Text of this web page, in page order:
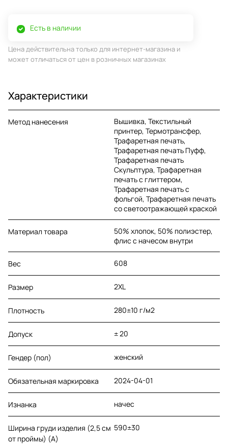
Есть в наличии
Цена действительна только для интернет-магазина и
может отличаться от цен в розничных магазинах
Характеристики
Метод нанесения
Вышивка, Текстильный
принтер, Термотрансфер,
Трафаретная печать,
Трафаретная печать Пуфф,
Трафаретная печать
Скульптура, Трафаретная
печать с глиттером,
Трафаретная печать с
фольгой, Трафаретная печать
со светоотражающей краской
Материал товара
50% хлопок, 50% полиэстер,
флис с начесом внутри
Вес 608
Размер 2XL
Плотность 280±10 г/м2
Допуск ± 20
Гендер (пол) женский
Обязательная маркировка 2024-04-01
Изнанка начес
Ширина груди изделия (2,5 см
от проймы) (A)
590±30